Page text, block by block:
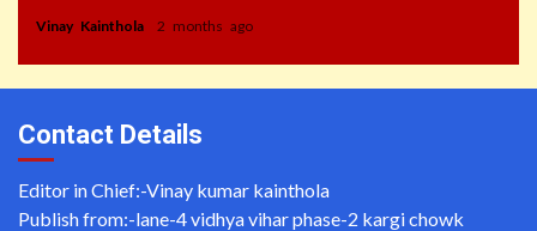
Vinay Kainthola 2 months ago
Contact Details
Editor in Chief:-Vinay kumar kainthola
Publish from:-lane-4 vidhya vihar phase-2 kargi chowk